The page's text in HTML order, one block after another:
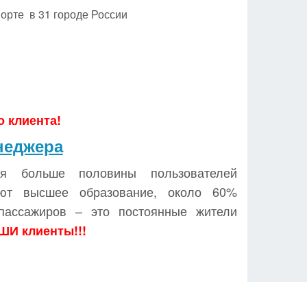
в 31 городе России
клиента!
больше половины пользователей
высшее образование, около 60%
– это постоянные жители
клиенты!!!